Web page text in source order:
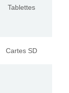
Tablettes
Cartes SD